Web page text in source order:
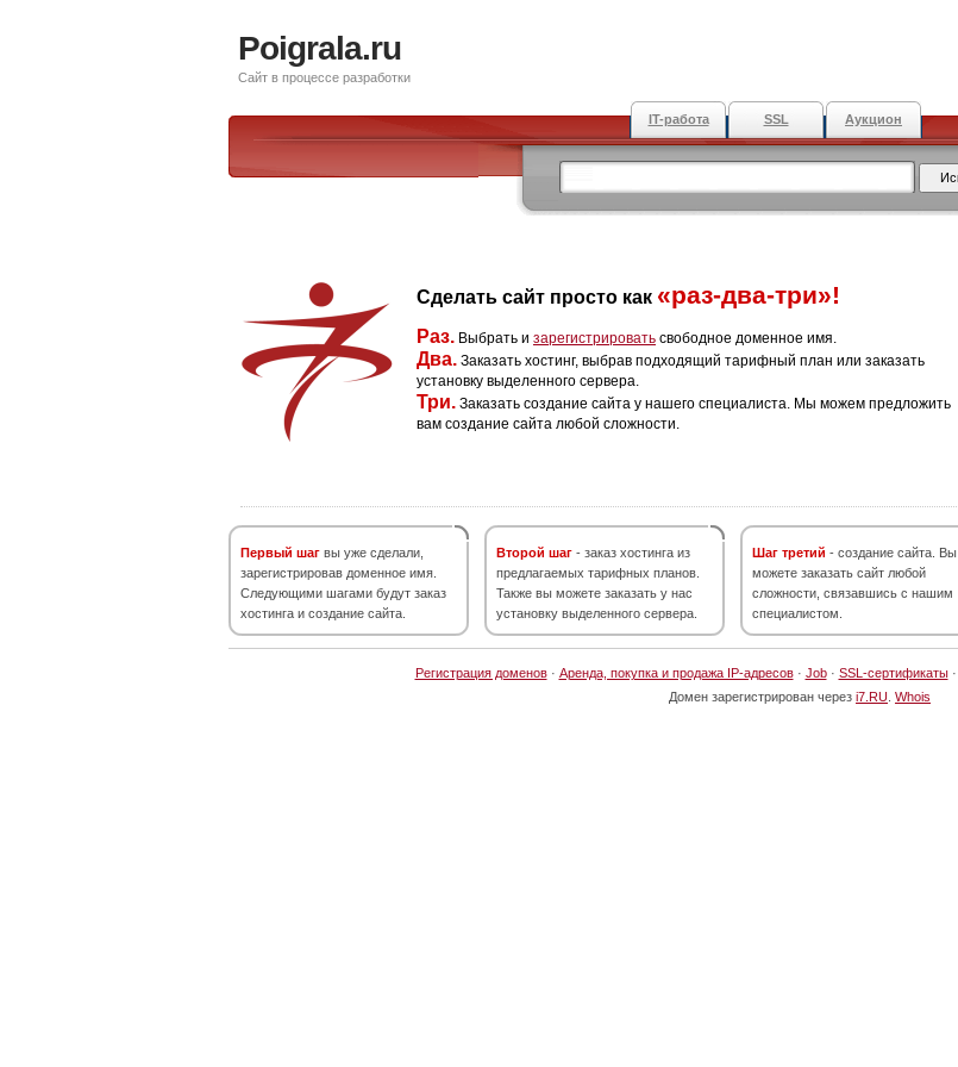
Poigrala.ru
Сайт в процессе разработки
IT-работа SSL Аукцион
Сделать сайт просто как «раз-два-три»!
Раз. Выбрать и зарегистрировать свободное доменное имя.
Два. Заказать хостинг, выбрав подходящий тарифный план или заказать
установку выделенного сервера.
Три. Заказать создание сайта у нашего специалиста. Мы можем предложить
вам создание сайта любой сложности.
Первый шаг вы уже сделали,
зарегистрировав доменное имя.
Следующими шагами будут заказ
хостинга и создание сайта.
Второй шаг - заказ хостинга из
предлагаемых тарифных планов.
Также вы можете заказать у нас
установку выделенного сервера.
Шаг третий - создание сайта. Вы
можете заказать сайт любой
сложности, связавшись с нашим
специалистом.
Регистрация доменов· Аренда, покупка и продажа IP-адресов· Job· SSL-сертификаты·
Домен зарегистрирован через i7.RU Whois